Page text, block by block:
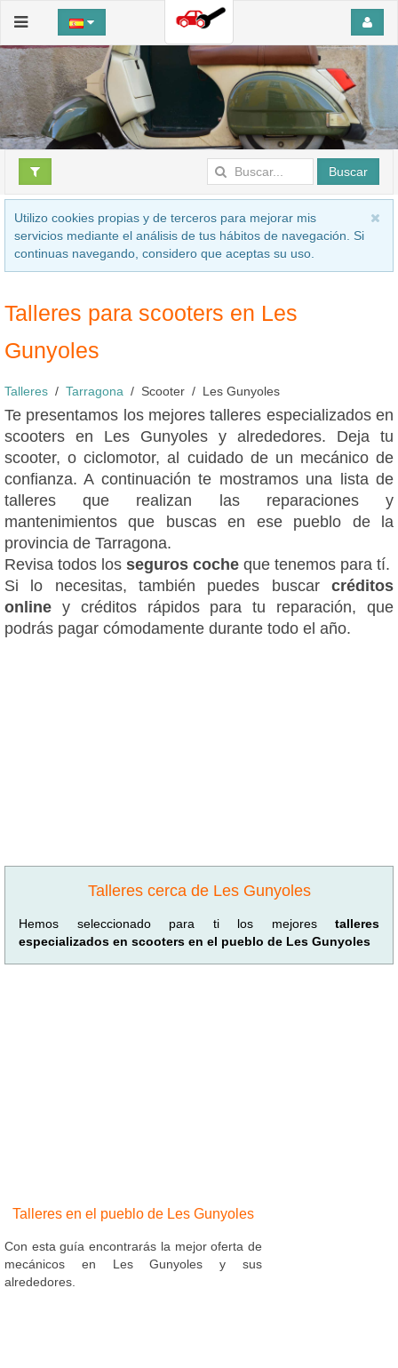
Buscar
Utilizo cookies propias y de terceros para mejorar mis
servicios mediante el análisis de tus hábitos de navegación. Si
continuas navegando, considero que aceptas su uso.
Talleres para scooters en Les
Gunyoles
Talleres Tarragona Scooter Les Gunyoles
Te presentamos los mejores talleres especializados en
scooters en Les Gunyoles y alrededores. Deja tu
scooter, o ciclomotor, al cuidado de un mecánico de
confianza. A continuación te mostramos una lista de
talleres que realizan las reparaciones y
mantenimientos que buscas en ese pueblo de la
provincia de Tarragona.
Revisa todos los seguros coche que tenemos para tí.
Si lo necesitas, también puedes buscar créditos
online y créditos rápidos para tu reparación, que
podrás pagar cómodamente durante todo el año.
Talleres cerca de Les Gunyoles
Hemos seleccionado para ti los mejores talleres
especializados en scooters en el pueblo de Les Gunyoles
Talleres en el pueblo de Les Gunyoles
Con esta guía encontrarás la mejor oferta de
mecánicos en Les Gunyoles y sus
alrededores.